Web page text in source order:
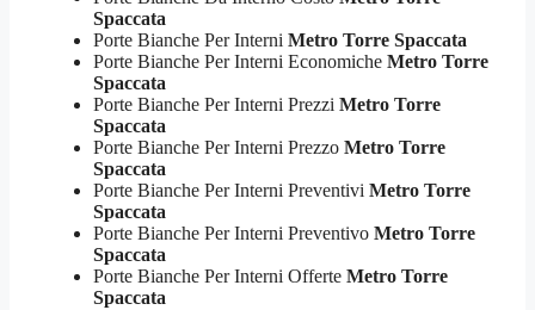
Spaccata
Porte Bianche Per Interni Metro Torre Spaccata
Porte Bianche Per Interni Economiche Metro Torre
Spaccata
Porte Bianche Per Interni Prezzi Metro Torre
Spaccata
Porte Bianche Per Interni Prezzo Metro Torre
Spaccata
Porte Bianche Per Interni Preventivi Metro Torre
Spaccata
Porte Bianche Per Interni Preventivo Metro Torre
Spaccata
Porte Bianche Per Interni Offerte Metro Torre
Spaccata